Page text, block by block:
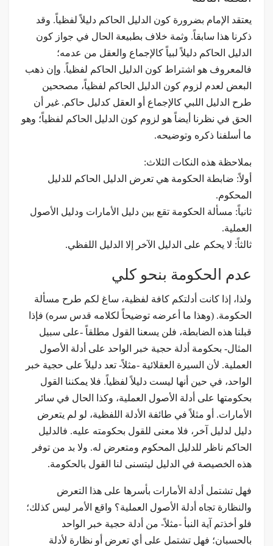
يعتقد الإمام بضرورة كون الدليل الحاكم دليلاً لفظياً. وقد
ذكرنا هذا سابقاً. وثمة خلاف بطبيعة الحال في جواز كون
الدليل الحاكم دليلاً لبياً كالإجماع والعقل من عدمه؛
فالمعروف هو اشتراط كون الدليل الحاكم لفظياً. وإن ذهب
البعض لعدم لزوم كون الدليل الحاكم لفظياً، مصححين
طرح الدليل اللبي كالإجماع أو العقل كدليل حاكم. غير أن
الحق في نظرنا أيضاً هو لزوم كون الدليل الحاكم لفظياً؛ وهو
ما أسلفنا ذكره وتوضيحه.
بملاحظة هذه النكات الثلاث:
أولاً: ضابطة الحكومة هي تعرض الدليل الحاكم للدليل
المحكوم.
ثانياً: مسألة الحكومة تقع بين دليل الأمارات ودليل الأصول
العملية.
ثالثاً: لا يحكم على الدليل الآخر إلا الدليل اللفظي.
عدم الحكومة بنحو كلي
ولذا، إذا كانت أدلتكم كافة لفظية، ساغ لكم طرح مسألة
الحكومة. (وهذا ما أعرضه توضيحاً لكلامه قدس سره) فإذا
قبلنا هذه الضابطة، فلن يسعنا القول مطلقاً -على سبيل
المثال- بحكومة أدلة حجية خبر الواحد على أدلة الأصول
العملية. لأن السيرة العقلائية -مثلاً- تعد دليلاً على حجية خبر
الواحد، في حين أنها ليست دليلاً لفظياً. فلا يمكننا القول
بحكومتها على أدلة الأصول العملية، وكذا الحال في سائر
الأمارات. أو مثلاً في طائفة الأدلة اللفظية، لو لم يتعرض
دليل لدليل آخر، فلا معنى للقول بحكومته عليه. فالدليل
الحاكم ناظر للدليل المحكوم ومتعرض له. ولا بد من توفر
هذه الخصيصة في الدليل ليتسنى لنا القول بالحكومة.
فهل تشتمل أدلة الأمارات بأسرها على هذا التعرض
والنظارة تجاه أدلة الأصول العملية؟ واقع الأمر ليس كذلك؛
فلو أخذتم آية النبأ -مثلاً- من أدلة حجية خبر الواحد
بالحسبان؛ فهل تشتمل على أي تعرض أو نظارة لأدلة